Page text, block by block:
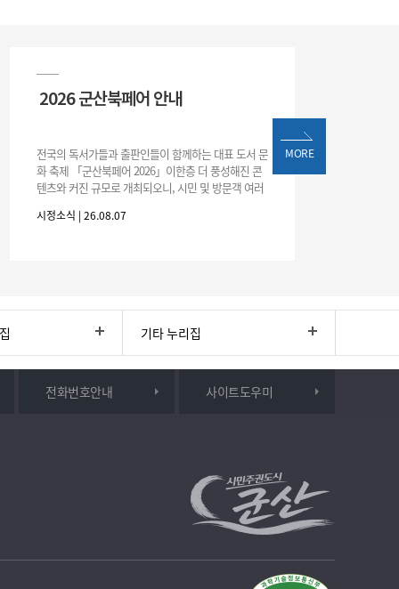
2026 군산북페어 안내
전국의 독서가들과 출판인들이 함께하는 대표 도서 문
화 축제 「군산북페어 2026」이한층 더 풍성해진 콘
텐츠와 커진 규모로 개최되오니, 시민 및 방문객 여러
간: 2026. 8. 28.
시정소식 | 26.08.07
MORE
기타 누리집
전화번호안내 사이트도우미